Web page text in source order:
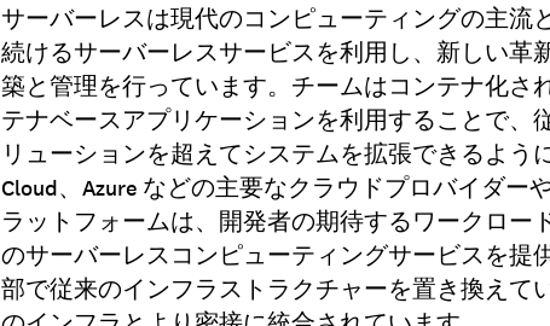
サーバーレスは現代のコンピューティングの主流
続けるサーバーレスサービスを利用し、新しい革
築と管理を行っています。チームはコンテナ化さ
テナベースアプリケーションを利用することで、従
リューションを超えてシステムを拡張できるよう
Cloud、Azure などの主要なクラウドプロバイダー
ラットフォームは、開発者の期待するワークロー
のサーバーレスコンピューティングサービスを提
部で従来のインフラストラクチャーを置き換えて